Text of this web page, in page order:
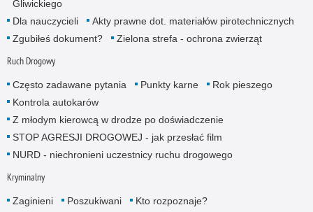
Gliwickiego
Dla nauczycieli
Akty prawne dot. materiałów pirotechnicznych
Zgubiłeś dokument?
Zielona strefa - ochrona zwierząt
Ruch Drogowy
Często zadawane pytania Punkty karne
Rok pieszego
Kontrola autokarów
Z młodym kierowcą w drodze po doświadczenie
STOP AGRESJI DROGOWEJ - jak przesłać film
NURD - niechronieni uczestnicy ruchu drogowego
Kryminalny
Zaginieni Poszukiwani Kto rozpoznaje?